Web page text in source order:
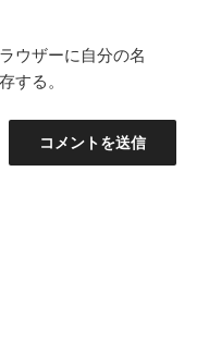
ウザーに自分の名
する。